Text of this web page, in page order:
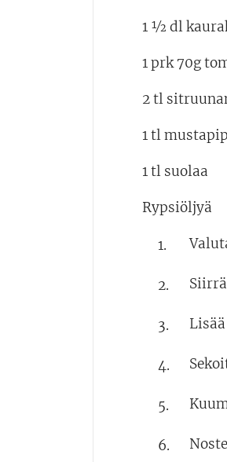
1 ½ dl
1 prk 70g
2 tl
1 tl
1 tl suolaa
Rypsiöljyä